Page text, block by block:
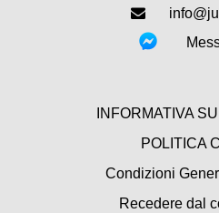
INFORMATIVA
POLITICA
Condizioni
Recedere dal